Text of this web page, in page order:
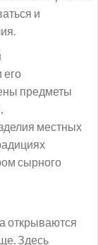
и
его
предметы
местных
сырного
открываются
Здесь